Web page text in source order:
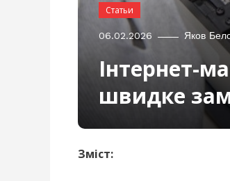
Статьи
06.02.2026 Яков
Інтернет-
швидке
Зміст: